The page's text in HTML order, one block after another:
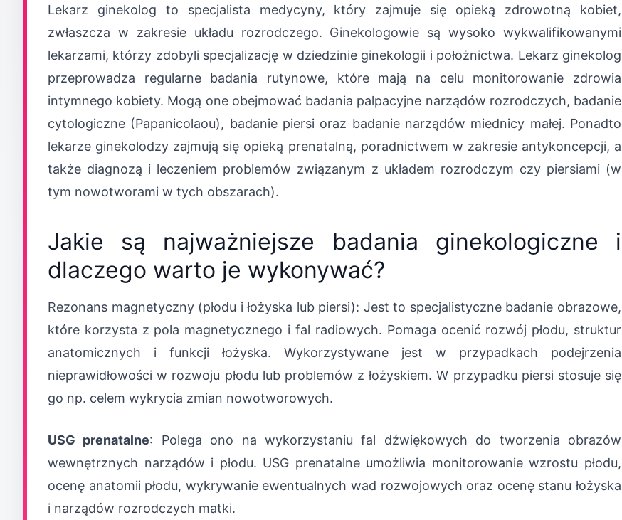
Lekarz ginekolog to specjalista medycyny, który zajmuje się opieką zdrowotną kobiet,
zwłaszcza w zakresie układu rozrodczego. Ginekologowie są wysoko wykwalifikowanymi
lekarzami, którzy zdobyli specjalizację w dziedzinie ginekologii i położnictwa. Lekarz ginekolog
przeprowadza regularne badania rutynowe, które mają na celu monitorowanie zdrowia
intymnego kobiety. Mogą one obejmować badania palpacyjne narządów rozrodczych, badanie
cytologiczne (Papanicolaou), badanie piersi oraz badanie narządów miednicy małej. Ponadto
lekarze ginekolodzy zajmują się opieką prenatalną, poradnictwem w zakresie antykoncepcji, a
także diagnozą i leczeniem problemów związanym z układem rozrodczym czy piersiami (w
tym nowotworami w tych obszarach).
Jakie są najważniejsze badania ginekologiczne i
dlaczego warto je wykonywać?
Rezonans magnetyczny(płodu i łożyska lub piersi): Jest to specjalistyczne badanie obrazowe,
które korzysta z pola magnetycznego i fal radiowych. Pomaga ocenić rozwój płodu, struktur
anatomicznych i funkcji łożyska. Wykorzystywane jest w przypadkach podejrzenia
nieprawidłowości w rozwoju płodu lub problemów z łożyskiem. W przypadku piersi stosuje się
go np. celem wykrycia zmian nowotworowych.
USG prenatalne: Polega ono na wykorzystaniu fal dźwiękowych do tworzenia obrazów
wewnętrznych narządów i płodu. USG prenatalne umożliwia monitorowanie wzrostu płodu,
ocenę anatomii płodu, wykrywanie ewentualnych wad rozwojowych oraz ocenę stanu łożyska
i narządów rozrodczych matki.